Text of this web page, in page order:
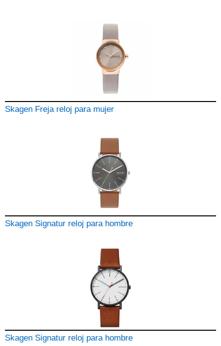
Skagen Freja reloj para mujer
Skagen Signatur reloj para hombre
Skagen Signatur reloj para hombre